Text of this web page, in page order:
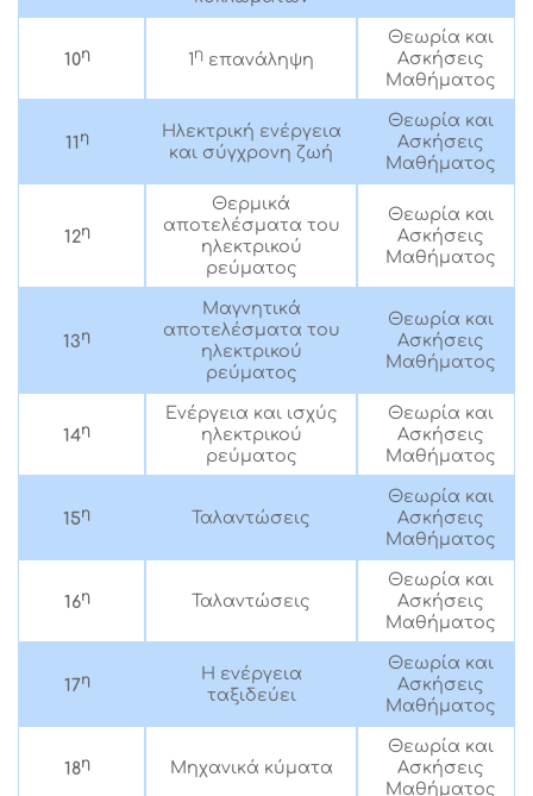
10η 1 η επανάληψη
Θεωρία και
Ασκήσεις
Μαθήματος
11 η
Ηλεκτρική ενέργεια
και σύγχρονη ζωή
Θεωρία και
Ασκήσεις
Μαθήματος
12η
Θερμικά
αποτελέσματα του
ηλεκτρικού
ρεύματος
Θεωρία και
Ασκήσεις
Μαθήματος
13η
Μαγνητικά
αποτελέσματα του
ηλεκτρικού
ρεύματος
Θεωρία και
Ασκήσεις
Μαθήματος
14η
Ενέργεια και ισχύς
ηλεκτρικού
ρεύματος
Θεωρία και
Ασκήσεις
Μαθήματος
15η Ταλαντώσεις
Θεωρία και
Ασκήσεις
Μαθήματος
16η Ταλαντώσεις
Θεωρία και
Ασκήσεις
Μαθήματος
17η
Η ενέργεια
ταξιδεύει
Θεωρία και
Ασκήσεις
Μαθήματος
18η Μηχανικά κύματα
Θεωρία και
Ασκήσεις
Μαθήματος